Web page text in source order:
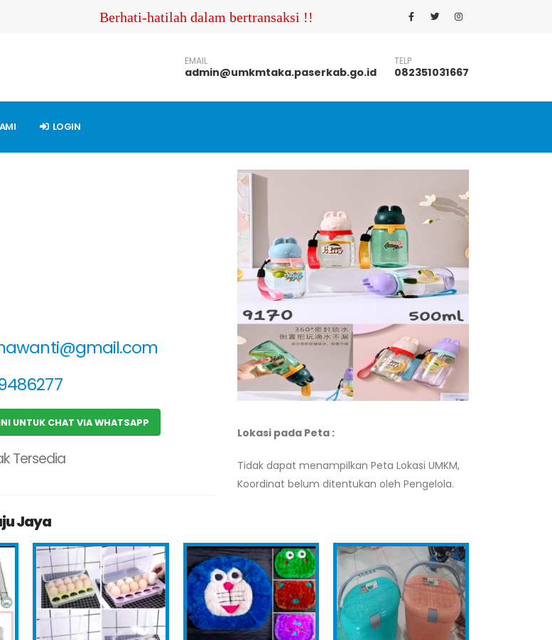
Berhati-hatilah dalam bertransaksi !!! Pastikan Anda menghubungi nomor
EMAIL
admin@umkmtaka.paserkab.go.id
TELP
082351031667
LOGIN
UNTUK CHAT VIA WHATSAPP
Tersedia
Lokasi pada Peta :
Tidak dapat menampilkan Peta Lokasi UMKM,
Koordinat belum ditentukan oleh Pengelola.
Jaya